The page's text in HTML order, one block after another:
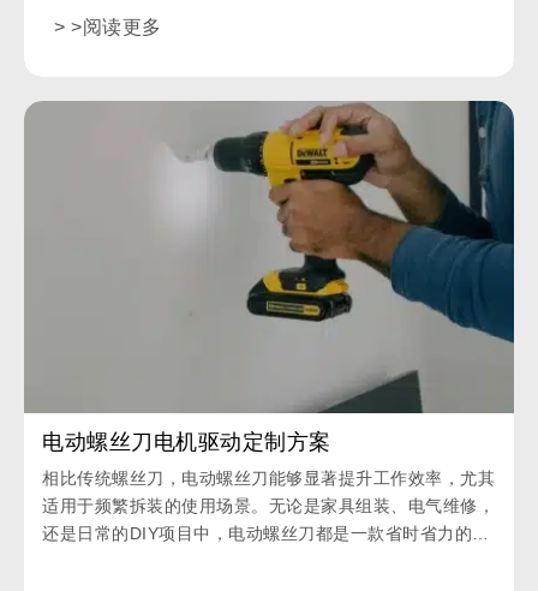
> >阅读更多
电动螺丝刀电机驱动定制方案
相比传统螺丝刀，电动螺丝刀能够显著提升工作效率，尤其
适用于频繁拆装的使用场景。无论是家具组装、电气维修，
还是日常的DIY项目中，电动螺丝刀都是一款省时省力的理